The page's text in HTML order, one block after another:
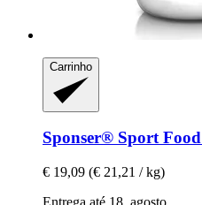
Carrinho
Sponser® Sport Food
€ 19,09 (€ 21,21 / kg)
Entrega até 18. agosto